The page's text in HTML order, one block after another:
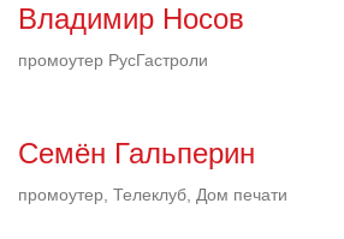
Владимир Носов
промоутер РусГастроли
Семён Гальперин
промоутер, Телеклуб, Дом печати